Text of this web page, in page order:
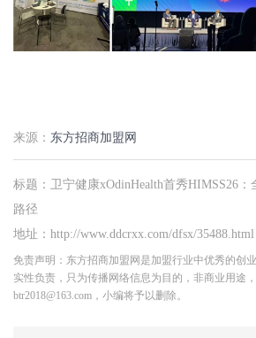
来源： 东方招商加盟网
标题：卫宁健康xOdinHealth首秀HIMSS26
路径
地址：http://www.ddcrxx.com/dfsx/35488.html
免责声明：东方招商加盟网是加盟行业中优秀的创
实性负责，只为传播网络信息为目的，非商业用途
btr2018@163.com，小编将予以删除。